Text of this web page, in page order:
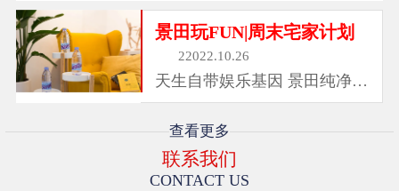
景田玩FUN|周末宅家计划
22022.10.26
天生自带娱乐基因 景田纯净水
与时下年轻人一样...
查看更多
联系我们
CONTACT US